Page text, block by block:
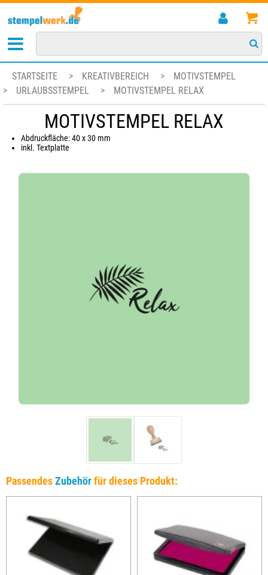
STARTSEITE > KREATIVBEREICH >
MOTIVSTEMPEL
>
URLAUBSSTEMPEL > MOTIVSTEMPEL RELAX
MOTIVSTEMPEL RELAX
Abdruckfläche: 40 x 30 mm
inkl. Textplatte
PassendesZubehörfür dieses Produkt: